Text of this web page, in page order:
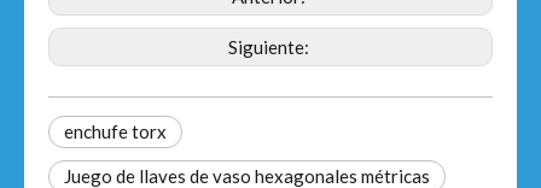
Siguiente:
enchufe torx
Juego de llaves de vaso hexagonales métricas